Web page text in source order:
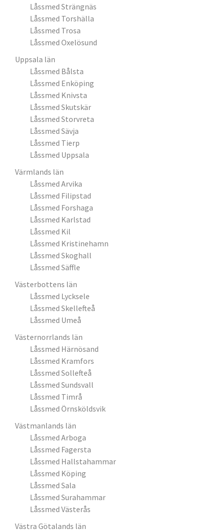
Låssmed Strängnäs
Låssmed Torshälla
Låssmed Trosa
Låssmed Oxelösund
Uppsala län
Låssmed Bålsta
Låssmed Enköping
Låssmed Knivsta
Låssmed Skutskär
Låssmed Storvreta
Låssmed Sävja
Låssmed Tierp
Låssmed Uppsala
Värmlands län
Låssmed Arvika
Låssmed Filipstad
Låssmed Forshaga
Låssmed Karlstad
Låssmed Kil
Låssmed Kristinehamn
Låssmed Skoghall
Låssmed Säffle
Västerbottens län
Låssmed Lycksele
Låssmed Skellefteå
Låssmed Umeå
Västernorrlands län
Låssmed Härnösand
Låssmed Kramfors
Låssmed Sollefteå
Låssmed Sundsvall
Låssmed Timrå
Låssmed Örnsköldsvik
Västmanlands län
Låssmed Arboga
Låssmed Fagersta
Låssmed Hallstahammar
Låssmed Köping
Låssmed Sala
Låssmed Surahammar
Låssmed Västerås
Västra Götalands län